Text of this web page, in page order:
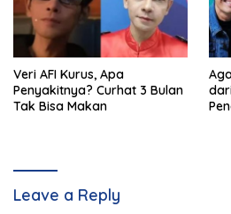
Veri AFI Kurus, Apa
Penyakitnya? Curhat 3 Bulan
Tak Bisa Makan
Leave a Reply